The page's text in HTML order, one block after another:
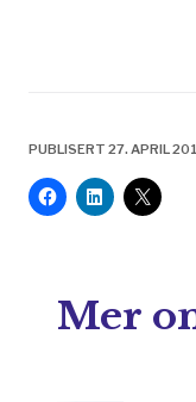
PUBLISERT 27. APRIL
Mer